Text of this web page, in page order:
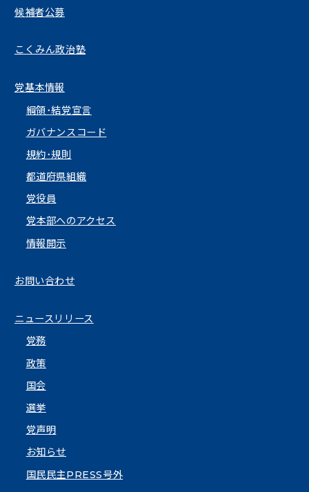
候補者公募
こくみん政治塾
党基本情報
綱領･結党宣言
ガバナンスコード
規約･規則
都道府県組織
党役員
党本部へのアクセス
情報開示
お問い合わせ
ニュースリリース
党務
政策
国会
選挙
党声明
お知らせ
国民民主PRESS号外